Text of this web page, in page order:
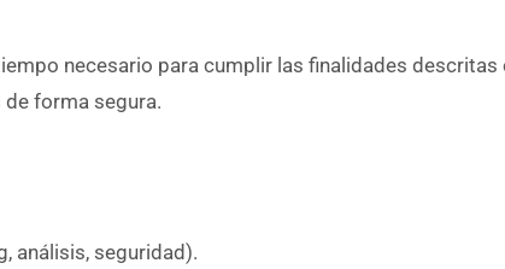
necesario para cumplir las finalidades descritas
forma segura.
análisis, seguridad).